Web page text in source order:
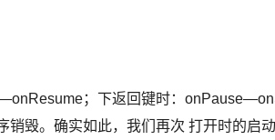
；下返回键时：
毁。确实如此，我们再次 打开时的启动